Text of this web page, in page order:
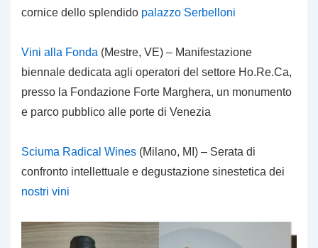
cornice dello splendido palazzo Serbelloni
Vini alla Fonda (Mestre, VE) – Manifestazione
biennale dedicata agli operatori del settore Ho.Re.Ca,
presso la Fondazione Forte Marghera, un monumento
e parco pubblico alle porte di Venezia
Sciuma Radical Wines (Milano, MI) – Serata di
confronto intellettuale e degustazione sinestetica dei
nostri vini